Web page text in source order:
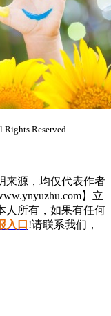
Reserved.
来源，均仅代表作者
】立
人所有，如果有任何
入口 !请联系我们，